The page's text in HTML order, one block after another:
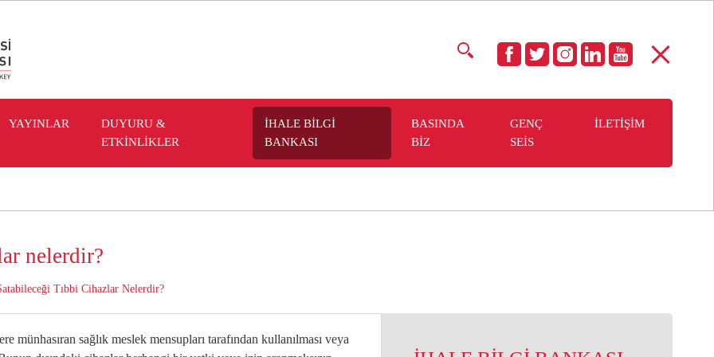
YAYINLAR
DUYURU &
ETKİNLİKLER
İHALE BİLGİ
BANKASI
BASINDA
BİZ
GENÇ
SEİS
İLETİŞİM
nelerdir?
Tıbbi Cihazlar Nelerdir?
münhasıran sağlık meslek mensupları tarafından kullanılması veya